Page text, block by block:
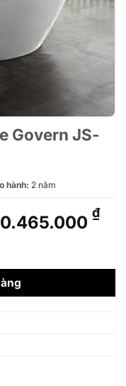
Govern JS-
hành: 2 năm
₫.
₫Giá
là:
số lượng